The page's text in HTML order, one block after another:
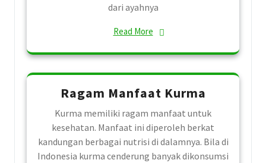
dari ayahnya
Read More
Ragam Manfaat Kurma
Kurma memiliki ragam manfaat untuk
kesehatan. Manfaat ini diperoleh berkat
kandungan berbagai nutrisi di dalamnya. Bila di
Indonesia kurma cenderung banyak dikonsumsi